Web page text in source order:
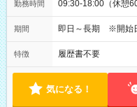
勤務時間 09:30-18:00（休憩
期間 即日～長期 ※開始
特徴 履歴書不要
気になる！